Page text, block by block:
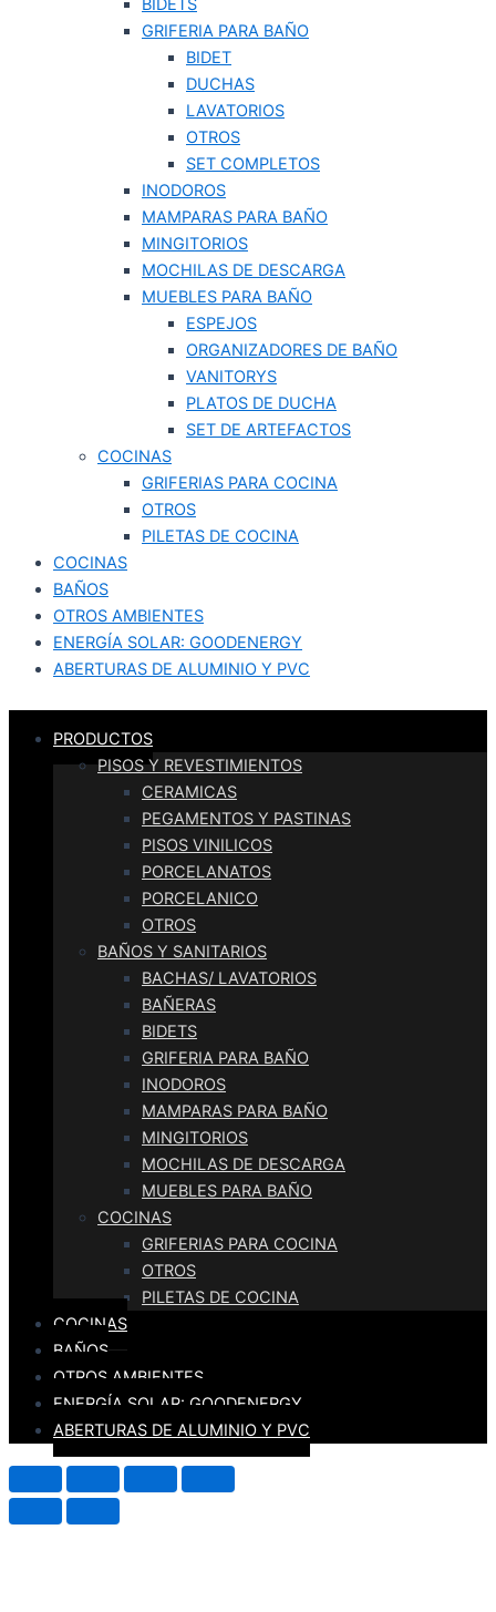
BIDETS
GRIFERIA PARA BAÑO
BIDET
DUCHAS
LAVATORIOS
OTROS
SET COMPLETOS
INODOROS
MAMPARAS PARA BAÑO
MINGITORIOS
MOCHILAS DE DESCARGA
MUEBLES PARA BAÑO
ESPEJOS
ORGANIZADORES DE BAÑO
VANITORYS
PLATOS DE DUCHA
SET DE ARTEFACTOS
COCINAS
GRIFERIAS PARA COCINA
OTROS
PILETAS DE COCINA
COCINAS
BAÑOS
OTROS AMBIENTES
ENERGÍA SOLAR: GOODENERGY
ABERTURAS DE ALUMINIO Y PVC
PRODUCTOS
PISOS Y REVESTIMIENTOS
CERAMICAS
PEGAMENTOS Y PASTINAS
PISOS VINILICOS
PORCELANATOS
PORCELANICO
OTROS
BAÑOS Y SANITARIOS
BACHAS/ LAVATORIOS
BAÑERAS
BIDETS
GRIFERIA PARA BAÑO
INODOROS
MAMPARAS PARA BAÑO
MINGITORIOS
MOCHILAS DE DESCARGA
MUEBLES PARA BAÑO
COCINAS
GRIFERIAS PARA COCINA
OTROS
PILETAS DE COCINA
COCINAS
BAÑOS
OTROS AMBIENTES
ENERGÍA SOLAR: GOODENERGY
ABERTURAS DE ALUMINIO Y PVC